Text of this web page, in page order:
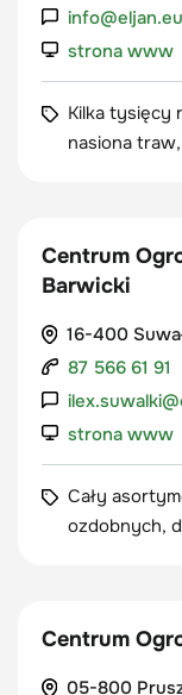
info@eljan.eu
strona www
Kilka tysięcy
nasiona
Centrum
Barwicki
16-400
87 566 61 91
strona www
Cały
ozdobnych,
Centrum
05-800